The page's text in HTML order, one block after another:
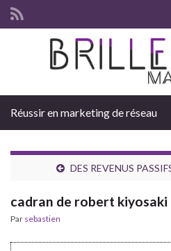
Search for:
Réussir en marketing de réseau
DES REVENUS
cadran de robert kiyosaki
Par sebastien